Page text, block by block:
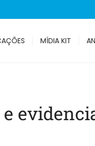
MÍDIA KIT